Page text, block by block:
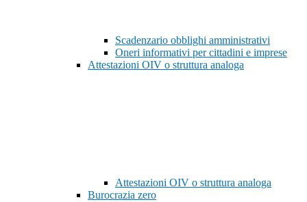
Scadenzario obblighi amministrativi
Oneri informativi per cittadini e imprese
Attestazioni OIV o struttura analoga
Attestazioni OIV o struttura analoga
Burocrazia zero